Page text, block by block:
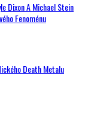
Dixon A Michael Stein
Fenoménu
Death Metalu